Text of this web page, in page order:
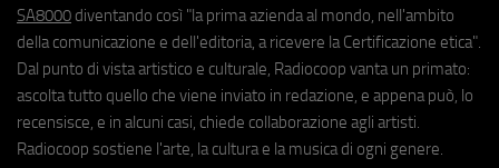
SA8000 diventando così "la prima azienda al mondo, nell'ambito
della comunicazione e dell'editoria, a ricevere la Certificazione etica".
Dal punto di vista artistico e culturale, Radiocoop vanta un primato:
ascolta tutto quello che viene inviato in redazione, e appena può, lo
recensisce, e in alcuni casi, chiede collaborazione agli artisti.
Radiocoop sostiene l'arte, la cultura e la musica di ogni genere.